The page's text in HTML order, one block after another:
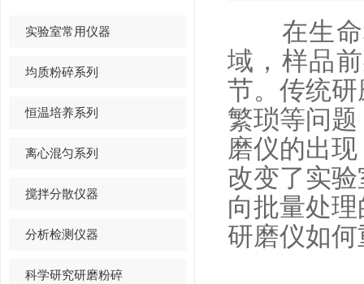
实验室常用仪器
均质粉碎系列
恒温培养系列
离心混匀系列
搅拌分散仪器
分析检测仪器
科学研究研磨粉碎
在生命
域，样品
节。传统
繁琐等问
磨仪的出
改变了实
向批量处
研磨仪如